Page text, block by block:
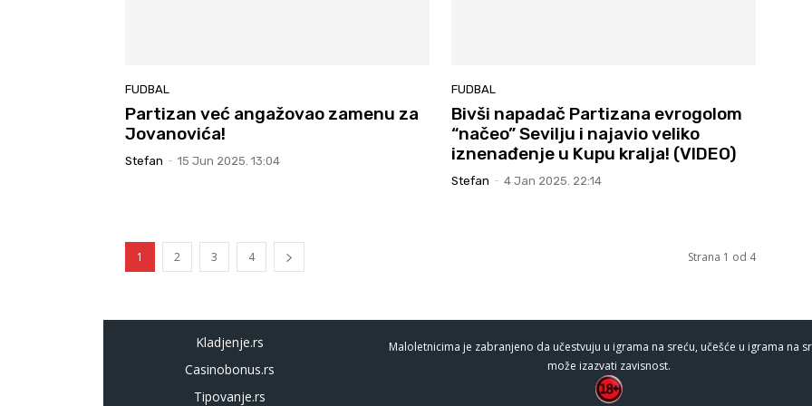
FUDBAL
Partizan već angažovao zamenu za
Jovanovića!
Stefan - 15 Jun 2025. 13:04
FUDBAL
Bivši napadač Partizana evrogolom
“načeo” Sevilju i najavio veliko
iznenađenje u Kupu kralja! (VIDEO)
Stefan - 4 Jan 2025. 22:14
1 2 3 4 Strana 1 od 4
Kladjenje.rs
Casinobonus.rs
Tipovanje.rs
Maloletnicima je zabranjeno da učestvuju u igrama na sreću, učešće u igrama na
može izazvati zavisnost.